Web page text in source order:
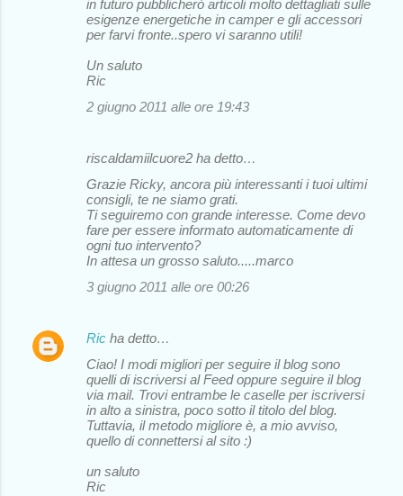
in futuro pubblicherò articoli molto dettagliati sulle
esigenze energetiche in camper e gli accessori
per farvi fronte..spero vi saranno utili!
Un saluto
Ric
2 giugno 2011 alle ore 19:43
riscaldamiilcuore2 ha detto…
Grazie Ricky, ancora più interessanti i tuoi ultimi
consigli, te ne siamo grati.
Ti seguiremo con grande interesse. Come devo
fare per essere informato automaticamente di
ogni tuo intervento?
In attesa un grosso saluto.....marco
3 giugno 2011 alle ore 00:26
Ric ha detto…
Ciao! I modi migliori per seguire il blog sono
quelli di iscriversi al Feed oppure seguire il blog
via mail. Trovi entrambe le caselle per iscriversi
in alto a sinistra, poco sotto il titolo del blog.
Tuttavia, il metodo migliore è, a mio avviso,
quello di connettersi al sito :)
un saluto
Ric